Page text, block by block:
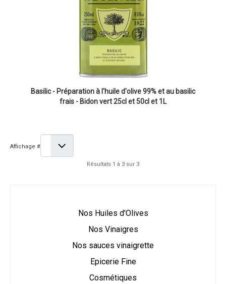
Basilic - Préparation à l'huile d'olive 99% et au basilic
frais - Bidon vert 25cl et 50cl et 1L
Affichage #
Résultats 1 à 3 sur 3
Nos Huiles d'Olives
Nos Vinaigres
Nos sauces vinaigrette
Epicerie Fine
Cosmétiques